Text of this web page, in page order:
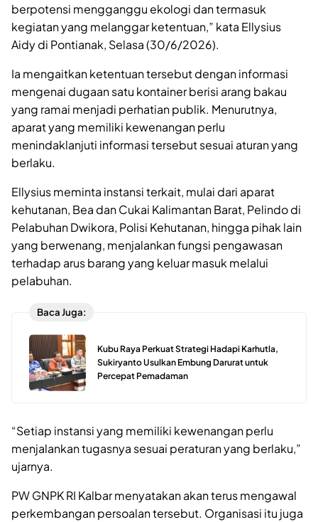
berpotensi mengganggu ekologi dan termasuk
kegiatan yang melanggar ketentuan,” kata Ellysius
Aidy di Pontianak, Selasa (30/6/2026).
Ia mengaitkan ketentuan tersebut dengan informasi
mengenai dugaan satu kontainer berisi arang bakau
yang ramai menjadi perhatian publik. Menurutnya,
aparat yang memiliki kewenangan perlu
menindaklanjuti informasi tersebut sesuai aturan yang
berlaku.
Ellysius meminta instansi terkait, mulai dari aparat
kehutanan, Bea dan Cukai Kalimantan Barat, Pelindo di
Pelabuhan Dwikora, Polisi Kehutanan, hingga pihak lain
yang berwenang, menjalankan fungsi pengawasan
terhadap arus barang yang keluar masuk melalui
pelabuhan.
Baca Juga:
Kubu Raya Perkuat Strategi Hadapi Karhutla,
Sukiryanto Usulkan Embung Darurat untuk
Percepat Pemadaman
“Setiap instansi yang memiliki kewenangan perlu
menjalankan tugasnya sesuai peraturan yang berlaku,”
ujarnya.
PW GNPK RI Kalbar menyatakan akan terus mengawal
perkembangan persoalan tersebut. Organisasi itu juga